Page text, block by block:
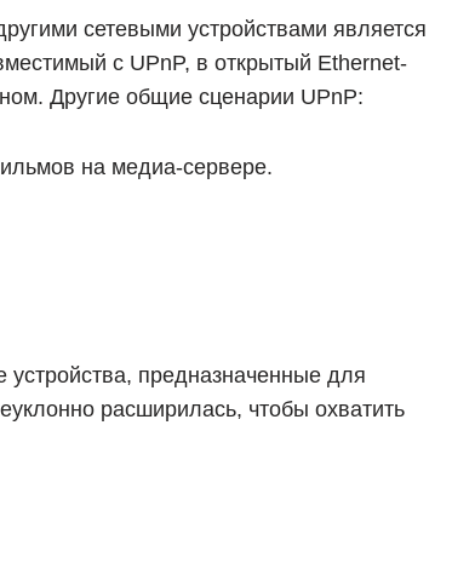
сетевыми устройствами является
с UPnP, в открытый Ethernet-
Другие общие сценарии UPnP:
на медиа-сервере.
устройства, предназначенные для
расширилась, чтобы охватить